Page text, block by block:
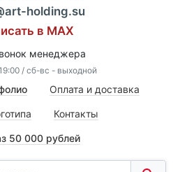
holding.su
в MAX
менеджера
/ сб-вс - выходной
Оплата и доставка
Контакты
50 000 рублей